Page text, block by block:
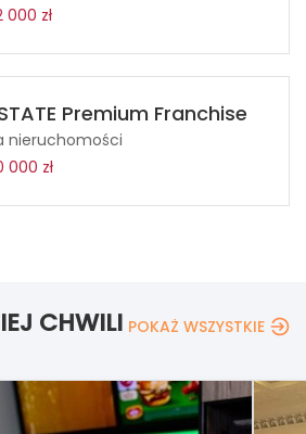
000 zł
Premium Franchise
nieruchomości
000 zł
CHWILI POKAŻ WSZYSTKIE